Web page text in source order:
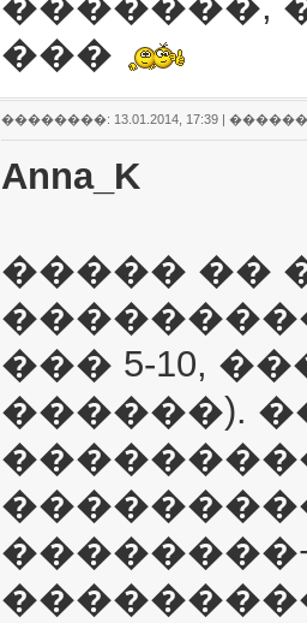
���
��������: 13.01.2014, 17:39 |
Anna_K
����� ��
��� 5-10,
������).